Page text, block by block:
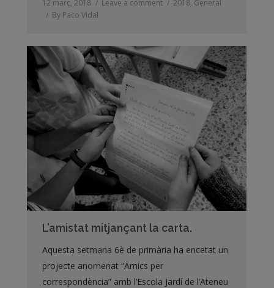
12 març, 2018 Leave a comment 2018, General
By Paco Vidal
L’amistat mitjançant la carta.
Aquesta setmana 6è de primària ha encetat un
projecte anomenat “Amics per
correspondència” amb l’Escola Jardí de l’Ateneu